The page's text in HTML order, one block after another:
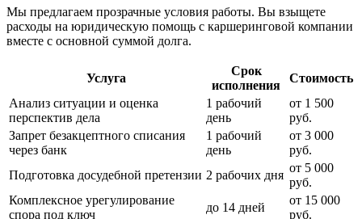
Мы предлагаем прозрачные условия работы. Вы взыщете
расходы на юридическую помощь с каршеринговой компании
вместе с основной суммой долга.
Услуга
Срок
исполнения
Стоимость
Анализ ситуации и оценка
перспектив дела
1 рабочий
день
от 1 500
руб.
Запрет безакцептного списания
через банк
1 рабочий
день
от 3 000
руб.
Подготовка досудебной претензии 2 рабочих дня
от 5 000
руб.
Комплексное урегулирование
спора под ключ
до 14 дней
от 15 000
руб.